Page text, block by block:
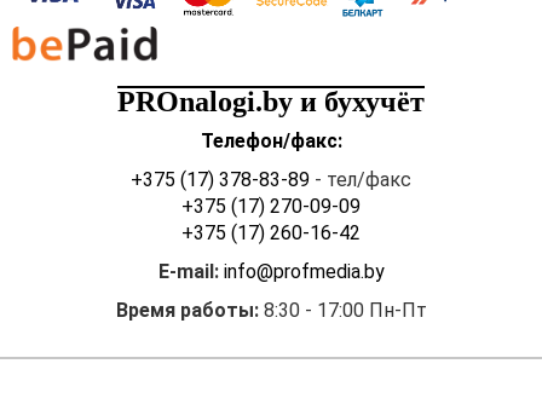
PROnalogi.by и бухучёт
Телефон/факс:
+375 (17) 378-83-89 - тел/факс
+375 (17) 270-09-09
+375 (17) 260-16-42
E-mail: info@profmedia.by
Время работы:8:30 - 17:00 Пн-Пт